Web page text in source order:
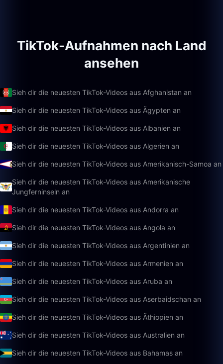
TikTok-Aufnahmen nach Land
ansehen
Sieh dir die neuesten TikTok-Videos aus Afghanistan an
Sieh dir die neuesten TikTok-Videos aus Ägypten an
Sieh dir die neuesten TikTok-Videos aus Albanien an
Sieh dir die neuesten TikTok-Videos aus Algerien an
Sieh dir die neuesten TikTok-Videos aus Amerikanisch-Samoa an
Sieh dir die neuesten TikTok-Videos aus Amerikanische
Jungferninseln an
Sieh dir die neuesten TikTok-Videos aus Andorra an
Sieh dir die neuesten TikTok-Videos aus Angola an
Sieh dir die neuesten TikTok-Videos aus Argentinien an
Sieh dir die neuesten TikTok-Videos aus Armenien an
Sieh dir die neuesten TikTok-Videos aus Aruba an
Sieh dir die neuesten TikTok-Videos aus Aserbaidschan an
Sieh dir die neuesten TikTok-Videos aus Äthiopien an
Sieh dir die neuesten TikTok-Videos aus Australien an
Sieh dir die neuesten TikTok-Videos aus Bahamas an